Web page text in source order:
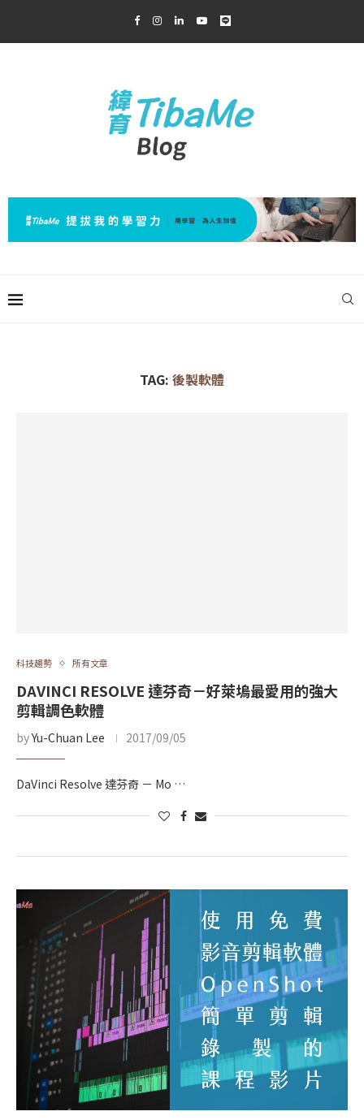
TAG: 後製軟體
科技趨勢 所有文章
DAVINCI RESOLVE 達芬奇－好萊塢最愛用的強大
剪輯調色軟體
byYu-Chuan Lee 2017/09/05
DaVinci Resolve 達芬奇 － Mo …